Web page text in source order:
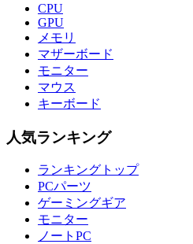
CPU
GPU
メモリ
マザーボード
モニター
マウス
キーボード
人気ランキング
ランキングトップ
PCパーツ
ゲーミングギア
モニター
ノートPC